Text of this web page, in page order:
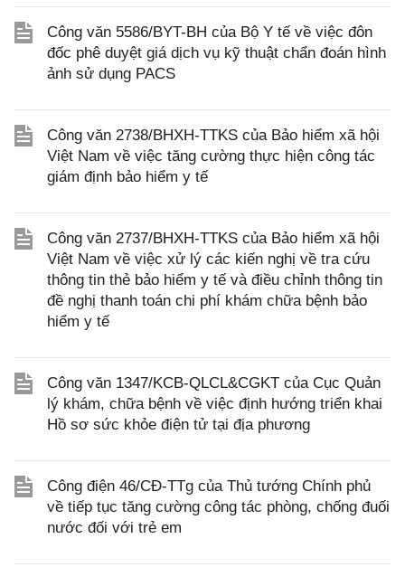
Công văn 5586/BYT-BH của Bộ Y tế về việc đôn
đốc phê duyệt giá dịch vụ kỹ thuật chẩn đoán hình
ảnh sử dụng PACS
Công văn 2738/BHXH-TTKS của Bảo hiểm xã hội
Việt Nam về việc tăng cường thực hiện công tác
giám định bảo hiểm y tế
Công văn 2737/BHXH-TTKS của Bảo hiểm xã hội
Việt Nam về việc xử lý các kiến nghị về tra cứu
thông tin thẻ bảo hiểm y tế và điều chỉnh thông tin
đề nghị thanh toán chi phí khám chữa bệnh bảo
hiểm y tế
Công văn 1347/KCB-QLCL&CGKT của Cục Quản
lý khám, chữa bệnh về việc định hướng triển khai
Hồ sơ sức khỏe điện tử tại địa phương
Công điện 46/CĐ-TTg của Thủ tướng Chính phủ
về tiếp tục tăng cường công tác phòng, chống đuối
nước đối với trẻ em